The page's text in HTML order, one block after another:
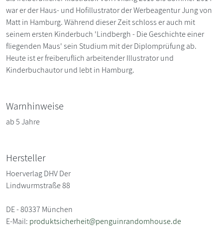
war er der Haus- und Hofillustrator der Werbeagentur Jung von
Matt in Hamburg. Während dieser Zeit schloss er auch mit
seinem ersten Kinderbuch 'Lindbergh - Die Geschichte einer
fliegenden Maus' sein Studium mit der Diplomprüfung ab.
Heute ist er freiberuflich arbeitender Illustrator und
Kinderbuchautor und lebt in Hamburg.
Warnhinweise
ab 5 Jahre
Hersteller
Hoerverlag DHV Der
Lindwurmstraße 88
DE - 80337 München
E-Mail: produktsicherheit@penguinrandomhouse.de